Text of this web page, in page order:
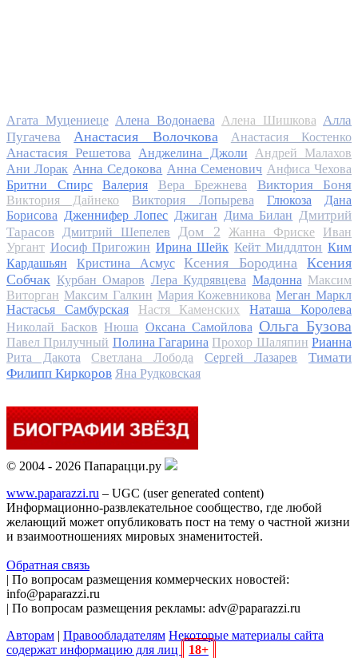
Агата Муцениеце Алена Водонаева Алена Шишкова Алла
Пугачева
Анастасия Волочкова Анастасия Костенко
Анастасия Решетова Анджелина Джоли
Андрей Малахов
Ани Лорак Анна Седокова Анна Семенович Анфиса Чехова
Бритни Спирс
Валерия Вера Брежнева Виктория Боня
Виктория Дайнеко Виктория Лопырева Глюкоза
Дана
Борисова Дженнифер Лопес Джиган Дима Билан Дмитрий
Тарасов
Дмитрий Шепелев Дом 2 Жанна Фриске
Иван
Ургант Иосиф Пригожин Ирина Шейк Кейт Миддлтон Ким
Кардашьян
Кристина Асмус Ксения Бородина
Ксения
Собчак Курбан Омаров Лера Кудрявцева Мадонна Максим
Виторган Максим Галкин Мария Кожевникова Меган Маркл
Настасья Самбурская
Настя Каменских
Наташа Королева
Николай Басков Нюша Оксана Самойлова Ольга Бузова
Павел Прилучный Полина Гагарина Прохор Шаляпин Рианна
Рита Дакота
Светлана Лобода Сергей Лазарев
Тимати
Филипп Киркоров Яна Рудковская
© 2004 - 2026 Папарацци.ру
www.paparazzi.ru – UGC (user generated content)
Информационно-развлекательное сообщество, где любой
желающий может опубликовать пост на тему о частной жизни
и взаимоотношениях мировых знаменитостей.
Обратная связь
| По вопросам размещения коммерческих новостей:
info@paparazzi.ru
| По вопросам размещения рекламы: adv@paparazzi.ru
Авторам | Правообладателям Некоторые материалы сайта
содержат информацию для лиц
18+